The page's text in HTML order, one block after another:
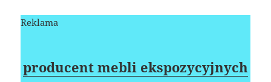
Reklama
producent mebli ekspozycyjnych